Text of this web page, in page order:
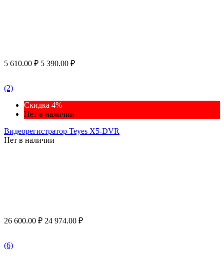
5 610.00 ₽ 5 390.00 ₽
(2)
Скидка 4%
Нет в наличии
Видеорегистратор Teyes X5-DVR
Нет в наличии
26 600.00 ₽ 24 974.00 ₽
(6)